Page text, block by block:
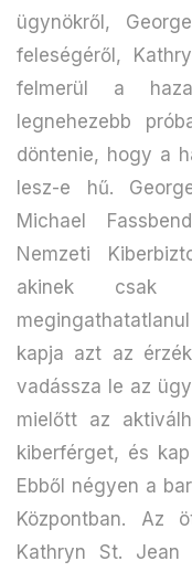
ügynökről,
feleségéről,
felmerül a
legnehezebb
döntenie, hogy a
lesz-e hű.
Michael
Nemzeti
akinek csak
kapja azt az
vadássza le az
mielőtt az
kiberférget, és
Ebből négyen a
Központban. Az
Kathryn St. Jean